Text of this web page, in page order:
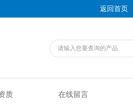
返回首页 |
质 在线留言